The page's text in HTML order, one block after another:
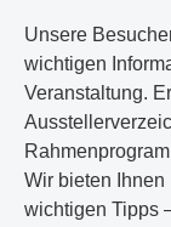
Unsere
wichtigen
Veranstaltung.
Wir bieten
wichtigen Tipps